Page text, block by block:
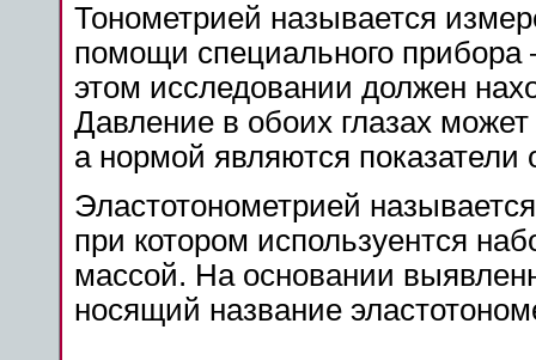
Тонометрией называется
помощи специального
этом исследовании должен
Давление в обоих глазах
а нормой являются показатели
Эластотонометрией
при котором используентся
массой. На основании
носящий название